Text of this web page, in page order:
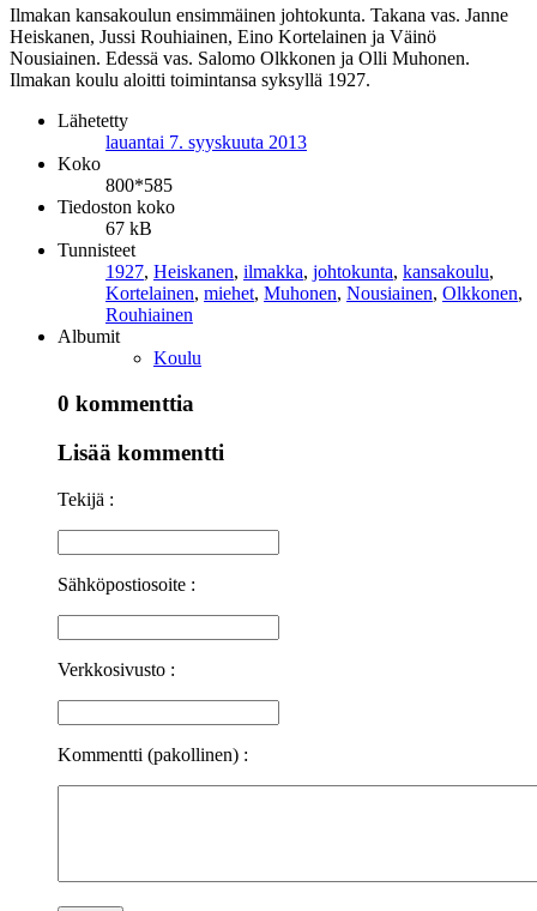
Ilmakan kansakoulun ensimmäinen johtokunta. Takana vas. Janne
Heiskanen, Jussi Rouhiainen, Eino Kortelainen ja Väinö
Nousiainen. Edessä vas. Salomo Olkkonen ja Olli Muhonen.
Ilmakan koulu aloitti toimintansa syksyllä 1927.
Lähetetty
lauantai 7. syyskuuta 2013
Koko
800*585
Tiedoston koko
67 kB
Tunnisteet
1927, Heiskanen, ilmakka, johtokunta, kansakoulu,
Kortelainen, miehet, Muhonen, Nousiainen, Olkkonen,
Rouhiainen
Albumit
Koulu
0 kommenttia
Lisää kommentti
Tekijä :
Sähköpostiosoite :
Verkkosivusto :
Kommentti (pakollinen) :